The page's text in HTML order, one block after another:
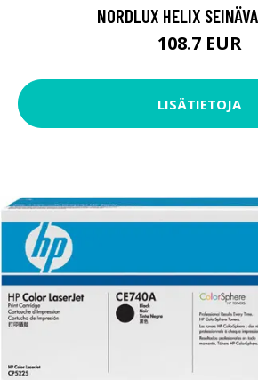
NORDLUX HELIX
108.7 EUR
LISÄTIETOJA